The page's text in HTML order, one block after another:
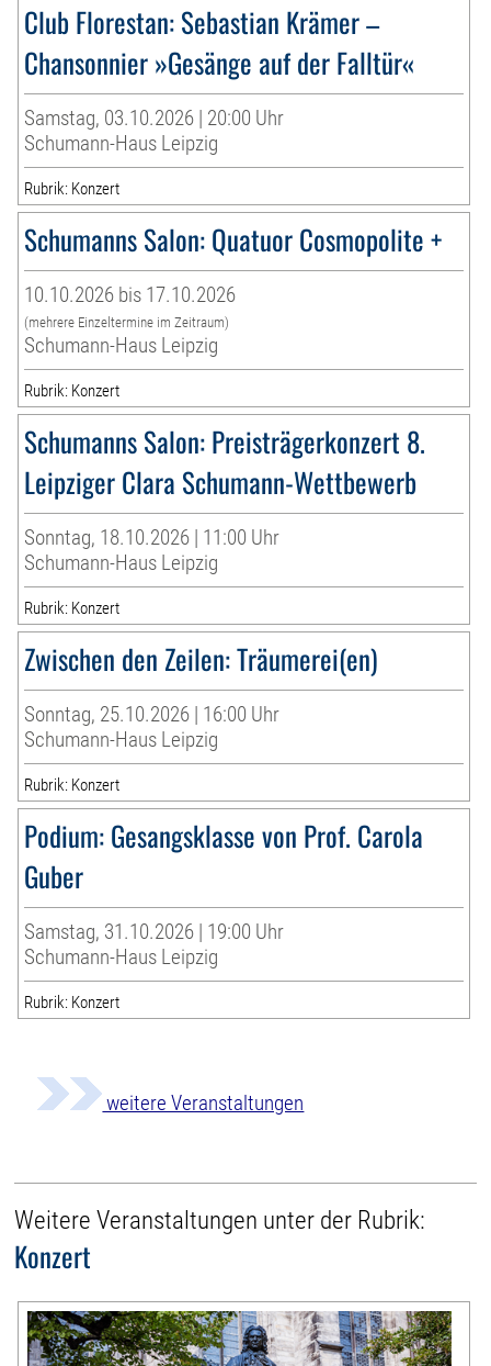
Club Florestan: Sebastian Krämer –
Chansonnier »Gesänge auf der Falltür«
Samstag, 03.10.2026 | 20:00 Uhr
Schumann-Haus Leipzig
Rubrik: Konzert
Schumanns Salon: Quatuor Cosmopolite +
10.10.2026 bis 17.10.2026
(mehrere Einzeltermine im Zeitraum)
Schumann-Haus Leipzig
Rubrik: Konzert
Schumanns Salon: Preisträgerkonzert 8.
Leipziger Clara Schumann-Wettbewerb
Sonntag, 18.10.2026 | 11:00 Uhr
Schumann-Haus Leipzig
Rubrik: Konzert
Zwischen den Zeilen: Träumerei(en)
Sonntag, 25.10.2026 | 16:00 Uhr
Schumann-Haus Leipzig
Rubrik: Konzert
Podium: Gesangsklasse von Prof. Carola
Guber
Samstag, 31.10.2026 | 19:00 Uhr
Schumann-Haus Leipzig
Rubrik: Konzert
weitere Veranstaltungen
Weitere Veranstaltungen unter der Rubrik:
Konzert